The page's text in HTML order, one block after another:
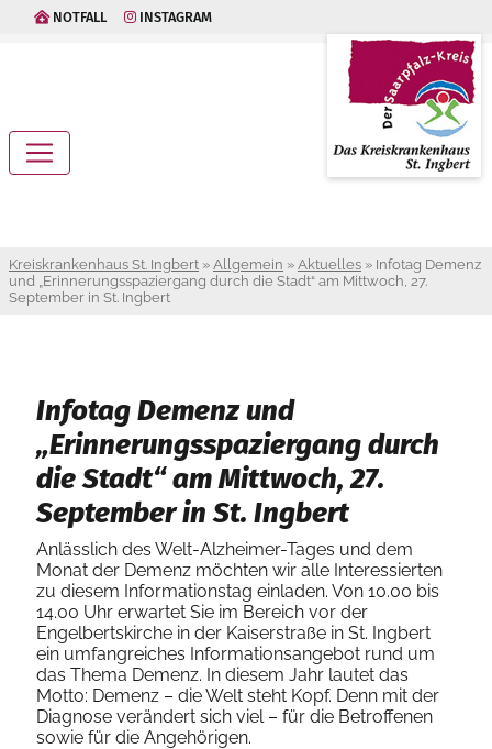
NOTFALL INSTAGRAM
Kreiskrankenhaus St. Ingbert » Allgemein » Aktuelles » Infotag Demenz
und „Erinnerungsspaziergang durch die Stadt“ am Mittwoch, 27.
September in St. Ingbert
Infotag Demenz und
„Erinnerungsspaziergang durch
die Stadt“ am Mittwoch, 27.
September in St. Ingbert
Anlässlich des Welt-Alzheimer-Tages und dem
Monat der Demenz möchten wir alle Interessierten
zu diesem Informationstag einladen. Von 10.00 bis
14.00 Uhr erwartet Sie im Bereich vor der
Engelbertskirche in der Kaiserstraße in St. Ingbert
ein umfangreiches Informationsangebot rund um
das Thema Demenz. In diesem Jahr lautet das
Motto: Demenz – die Welt steht Kopf. Denn mit der
Diagnose verändert sich viel – für die Betroffenen
sowie für die Angehörigen.